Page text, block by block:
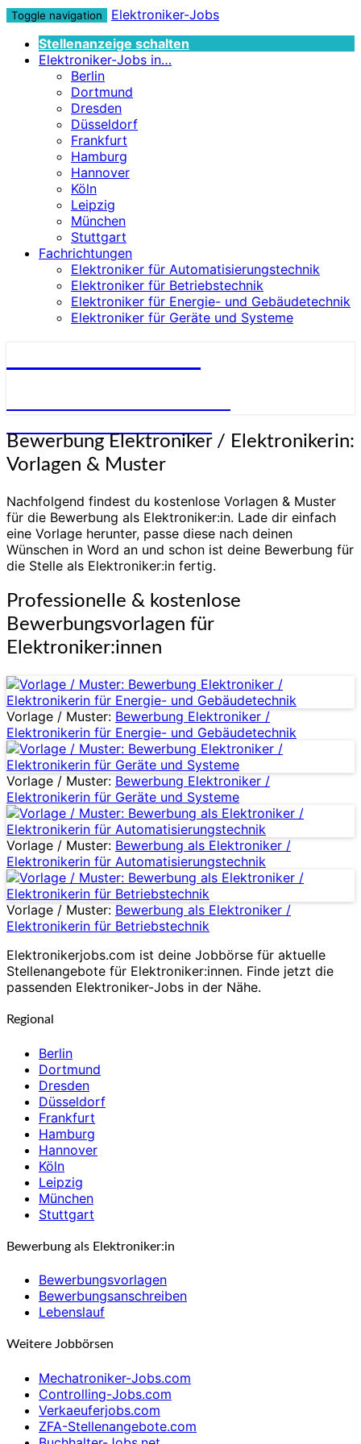
Toggle navigation
Elektroniker-Jobs
Stellenanzeige schalten
Elektroniker-Jobs in…
Berlin
Dortmund
Dresden
Düsseldorf
Frankfurt
Hamburg
Hannover
Köln
Leipzig
München
Stuttgart
Fachrichtungen
Elektroniker für Automatisierungstechnik
Elektroniker für Betriebstechnik
Elektroniker für Energie- und Gebäudetechnik
Elektroniker für Geräte und Systeme
Bewerbung
Elektroniker
/
Vorlagen
&
Muster
Bewerbung Elektroniker / Elektronikerin:
Vorlagen & Muster
Nachfolgend findest du kostenlose Vorlagen & Muster
für die Bewerbung als Elektroniker:in. Lade dir einfach
eine Vorlage herunter, passe diese nach deinen
Wünschen in Word an und schon ist deine Bewerbung für
die Stelle als Elektroniker:in fertig.
Professionelle & kostenlose
Bewerbungsvorlagen für
Elektroniker:innen
Vorlage / Muster: Bewerbung Elektroniker /
Elektronikerin für Energie- und Gebäudetechnik
Vorlage / Muster: Bewerbung Elektroniker /
Elektronikerin für Geräte und Systeme
Vorlage / Muster: Bewerbung als Elektroniker /
Elektronikerin für Automatisierungstechnik
Vorlage / Muster: Bewerbung als Elektroniker /
Elektronikerin für Betriebstechnik
Elektronikerjobs.com ist deine Jobbörse für aktuelle
Stellenangebote für Elektroniker:innen. Finde jetzt die
passenden Elektroniker-Jobs in der Nähe.
Regional
Berlin
Dortmund
Dresden
Düsseldorf
Frankfurt
Hamburg
Hannover
Köln
Leipzig
München
Stuttgart
Bewerbung als Elektroniker:in
Bewerbungsvorlagen
Bewerbungsanschreiben
Lebenslauf
Weitere Jobbörsen
Mechatroniker-Jobs.com
Controlling-Jobs.com
Verkaeuferjobs.com
ZFA-Stellenangebote.com